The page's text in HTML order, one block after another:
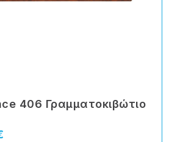
406 Γραμματοκιβώτιο